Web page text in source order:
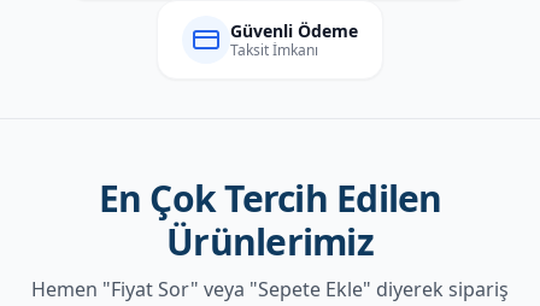
Güvenli Ödeme
Taksit İmkanı
En Çok Tercih Edilen
Ürünlerimiz
Hemen "Fiyat Sor" veya "Sepete Ekle" diyerek sipariş